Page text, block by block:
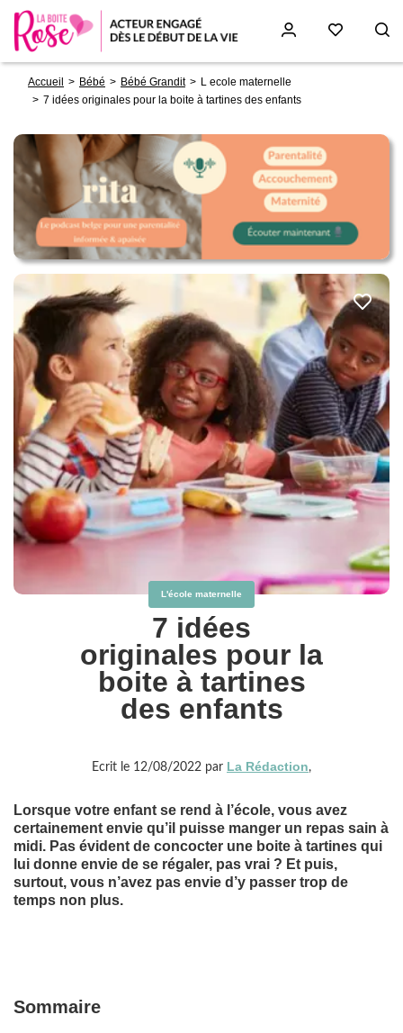
d'Ariane
Accueil Bébé Bébé Grandit
L ecole maternelle
7 idées originales pour la boite à tartines des enfants
L'école maternelle
7 idées
originales pour la
boite à tartines
des enfants
Ecrit le 12/08/2022 par La Rédaction,
Lorsque votre enfant se rend à l’école, vous avez
certainement envie qu’il puisse manger un repas sain à
midi. Pas évident de concocter une boite à tartines qui
lui donne envie de se régaler, pas vrai ? Et puis,
surtout, vous n’avez pas envie d’y passer trop de
temps non plus.
Sommaire